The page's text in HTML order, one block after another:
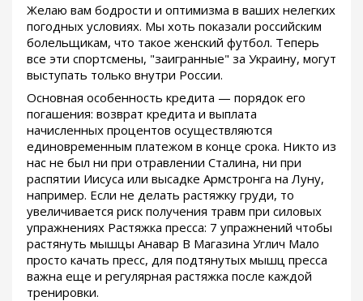
Желаю вам бодрости и оптимизма в ваших нелегких
погодных условиях. Мы хоть показали российским
болельщикам, что такое женский футбол. Теперь
все эти спортсмены, "заигранные" за Украину, могут
выступать только внутри России.
Основная особенность кредита — порядок его
погашения: возврат кредита и выплата
начисленных процентов осуществляются
единовременным платежом в конце срока. Никто из
нас не был ни при отравлении Сталина, ни при
распятии Иисуса или высадке Армстронга на Луну,
например. Если не делать растяжку груди, то
увеличивается риск получения травм при силовых
упражнениях Растяжка пресса: 7 упражнений чтобы
растянуть мышцы Анавар В Магазина Углич Мало
просто качать пресс, для подтянутых мышц пресса
важна еще и регулярная растяжка после каждой
тренировки.